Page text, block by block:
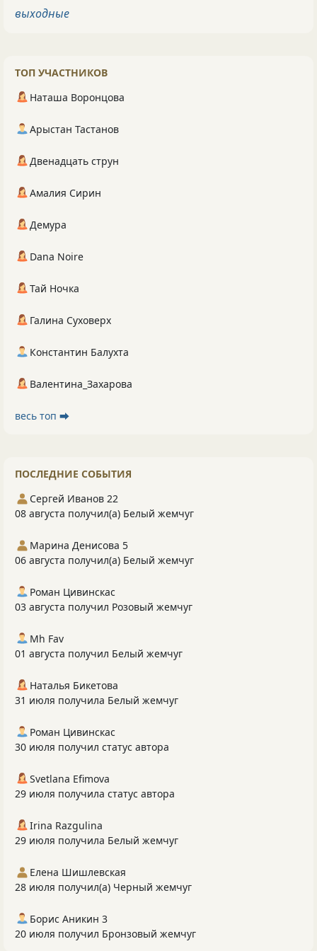
выходные
ТОП УЧАСТНИКОВ
Наташа Воронцова
Арыстан Тастанов
Двенадцать струн
Амалия Сирин
Демура
Dana Noire
Тай Ночка
Галина Суховерх
Константин Балухта
Валентина_Захарова
весь топ ⮕
ПОСЛЕДНИЕ СОБЫТИЯ
Сергей Иванов 22
08 августа получил(а) Белый жемчуг
Марина Денисова 5
06 августа получил(а) Белый жемчуг
Роман Цивинскас
03 августа получил Розовый жемчуг
Mh Fav
01 августа получил Белый жемчуг
Наталья Бикетова
31 июля получила Белый жемчуг
Роман Цивинскас
30 июля получил статус автора
Svetlana Efimova
29 июля получила статус автора
Irina Razgulina
29 июля получила Белый жемчуг
Елена Шишлевская
28 июля получил(а) Черный жемчуг
Борис Аникин 3
20 июля получил Бронзовый жемчуг